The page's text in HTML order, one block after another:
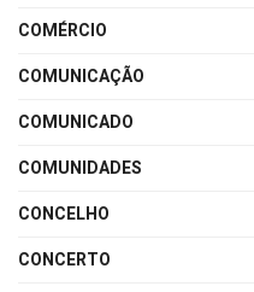
COMÉRCIO
COMUNICAÇÃO
COMUNICADO
COMUNIDADES
CONCELHO
CONCERTO